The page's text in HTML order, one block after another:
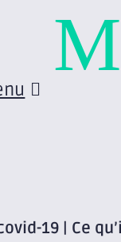
19 | Ce
M